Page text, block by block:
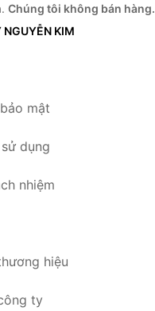
Chúng tôi không bán hàng.
KIM
mật
dụng
nhiệm
hiệu
ty